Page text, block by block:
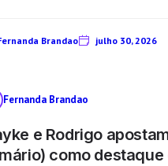
Brandao julho 30, 2026
Fernanda Brandao
e Rodrigo
como destaque